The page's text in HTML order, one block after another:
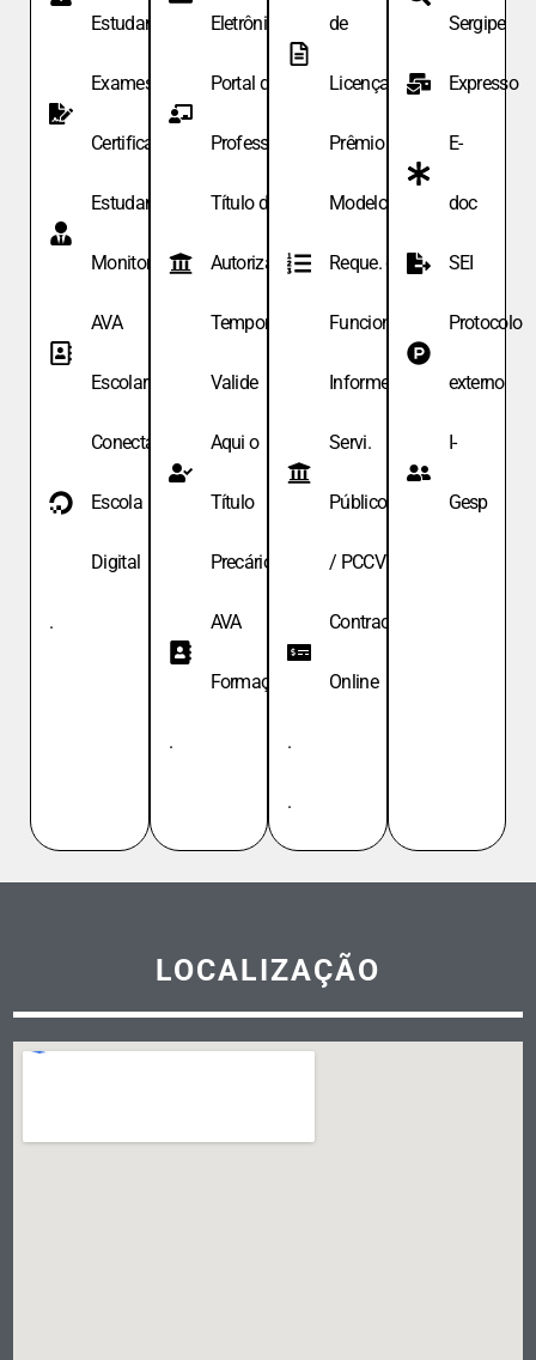
Estudante
Exames de
Certificação
Estudante
Monitor
AVA
Escolar
Conecta
Escola
Digital
.
Eletrônico
Portal do
Professor
Título de
Autoriza.
Temporária
Valide
Aqui o
Título
Precário
AVA
Formação
.
de
Licença
Prêmio
Modelo de
Reque. de
Funcionário
Informe
Servi.
Públicos
/ PCCV
Contracheque
Online
.
.
Sergipe
Expresso
E-
doc
SEI
Protocolo
externo
I-
Gesp
LOCALIZAÇÃO